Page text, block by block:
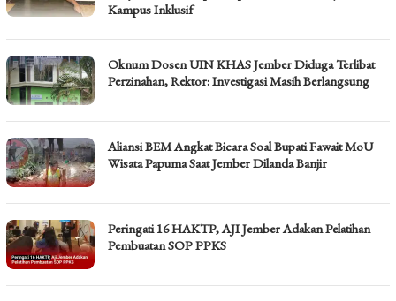
Kampus Inklusif
Oknum Dosen UIN KHAS Jember Diduga Terlibat
Perzinahan, Rektor: Investigasi Masih Berlangsung
Aliansi BEM Angkat Bicara Soal Bupati Fawait MoU
Wisata Papuma Saat Jember Dilanda Banjir
Peringati 16 HAKTP, AJI Jember Adakan Pelatihan
Pembuatan SOP PPKS